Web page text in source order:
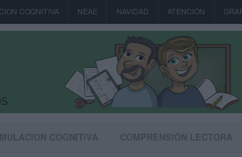
COGNITIVA NEAE NAVIDAD ATENCIÓN
COGNITIVA COMPRENSIÓN LECTORA